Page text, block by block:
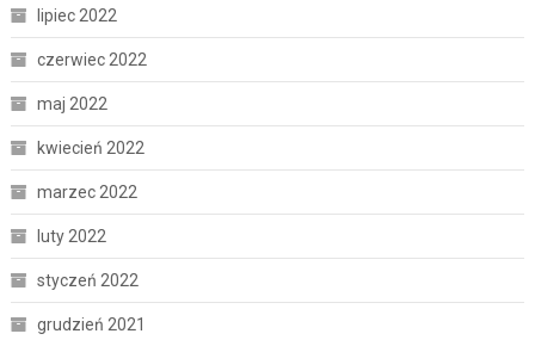
lipiec 2022
czerwiec 2022
maj 2022
kwiecień 2022
marzec 2022
luty 2022
styczeń 2022
grudzień 2021